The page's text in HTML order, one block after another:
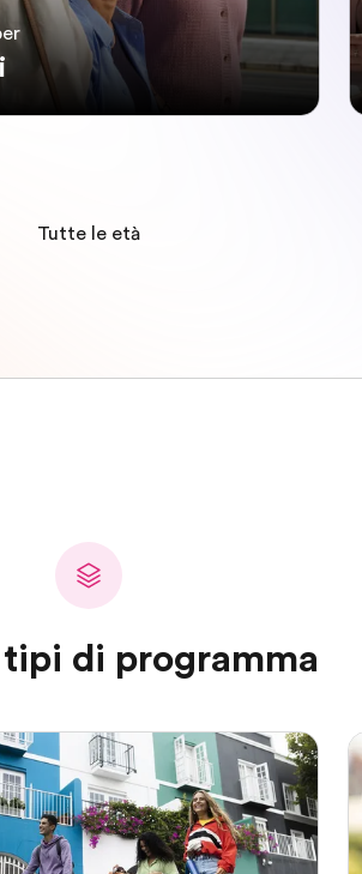
Tutte le età
di programma